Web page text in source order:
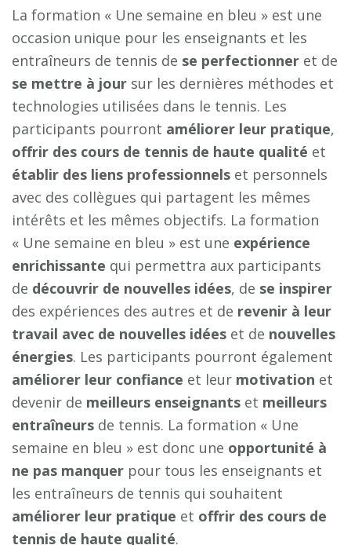
La formation « Une semaine en bleu » est une
occasion unique pour les enseignants et les
entraîneurs de tennis de se perfectionner et de
se mettre à jour sur les dernières méthodes et
technologies utilisées dans le tennis. Les
participants pourront améliorer leur pratique,
offrir des cours de tennis de haute qualité et
établir des liens professionnels et personnels
avec des collègues qui partagent les mêmes
intérêts et les mêmes objectifs. La formation
« Une semaine en bleu » est une expérience
enrichissante qui permettra aux participants
de découvrir de nouvelles idées, de se inspirer
des expériences des autres et de revenir à leur
travail avec de nouvelles idées et de nouvelles
énergies. Les participants pourront également
améliorer leur confiance et leur motivation et
devenir de meilleurs enseignants et meilleurs
entraîneurs de tennis. La formation « Une
semaine en bleu » est donc une opportunité à
ne pas manquer pour tous les enseignants et
les entraîneurs de tennis qui souhaitent
améliorer leur pratique et offrir des cours de
tennis de haute qualité.